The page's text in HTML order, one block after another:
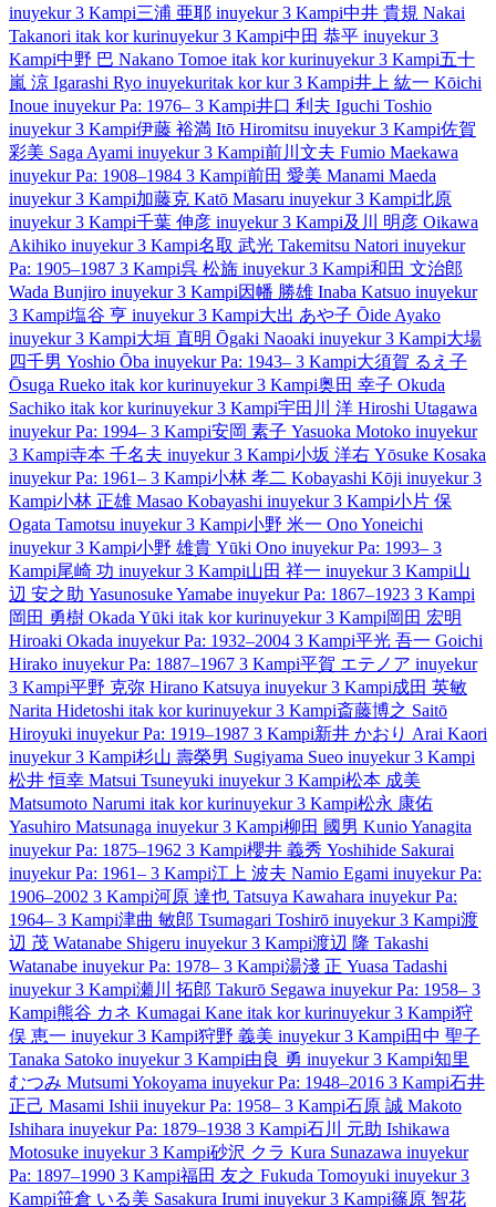
inuyekur 3 Kampi三浦 亜耶 inuyekur 3 Kampi中井 貴規 Nakai
Takanori itak kor kurinuyekur 3 Kampi中田 恭平 inuyekur 3
Kampi中野 巴 Nakano Tomoe itak kor kurinuyekur 3 Kampi五十
嵐 涼 Igarashi Ryo inuyekuritak kor kur 3 Kampi井上 紘一 Kōichi
Inoue inuyekur Pa: 1976– 3 Kampi井口 利夫 Iguchi Toshio
inuyekur 3 Kampi伊藤 裕満 Itō Hiromitsu inuyekur 3 Kampi佐賀
彩美 Saga Ayami inuyekur 3 Kampi前川文夫 Fumio Maekawa
inuyekur Pa: 1908–1984 3 Kampi前田 愛美 Manami Maeda
inuyekur 3 Kampi加藤克 Katō Masaru inuyekur 3 Kampi北原
inuyekur 3 Kampi千葉 伸彦 inuyekur 3 Kampi及川 明彦 Oikawa
Akihiko inuyekur 3 Kampi名取 武光 Takemitsu Natori inuyekur
Pa: 1905–1987 3 Kampi呉 松旆 inuyekur 3 Kampi和田 文治郎
Wada Bunjiro inuyekur 3 Kampi因幡 勝雄 Inaba Katsuo inuyekur
3 Kampi塩谷 亨 inuyekur 3 Kampi大出 あや子 Ōide Ayako
inuyekur 3 Kampi大垣 直明 Ōgaki Naoaki inuyekur 3 Kampi大場
四千男 Yoshio Ōba inuyekur Pa: 1943– 3 Kampi大須賀 るえ子
Ōsuga Rueko itak kor kurinuyekur 3 Kampi奥田 幸子 Okuda
Sachiko itak kor kurinuyekur 3 Kampi宇田川 洋 Hiroshi Utagawa
inuyekur Pa: 1994– 3 Kampi安岡 素子 Yasuoka Motoko inuyekur
3 Kampi寺本 千名夫 inuyekur 3 Kampi小坂 洋右 Yōsuke Kosaka
inuyekur Pa: 1961– 3 Kampi小林 孝二 Kobayashi Kōji inuyekur 3
Kampi小林 正雄 Masao Kobayashi inuyekur 3 Kampi小片 保
Ogata Tamotsu inuyekur 3 Kampi小野 米一 Ono Yoneichi
inuyekur 3 Kampi小野 雄貴 Yūki Ono inuyekur Pa: 1993– 3
Kampi尾崎 功 inuyekur 3 Kampi山田 祥一 inuyekur 3 Kampi山
辺 安之助 Yasunosuke Yamabe inuyekur Pa: 1867–1923 3 Kampi
岡田 勇樹 Okada Yūki itak kor kurinuyekur 3 Kampi岡田 宏明
Hiroaki Okada inuyekur Pa: 1932–2004 3 Kampi平光 吾一 Goichi
Hirako inuyekur Pa: 1887–1967 3 Kampi平賀 エテノア inuyekur
3 Kampi平野 克弥 Hirano Katsuya inuyekur 3 Kampi成田 英敏
Narita Hidetoshi itak kor kurinuyekur 3 Kampi斎藤博之 Saitō
Hiroyuki inuyekur Pa: 1919–1987 3 Kampi新井 かおり Arai Kaori
inuyekur 3 Kampi杉山 壽榮男 Sugiyama Sueo inuyekur 3 Kampi
松井 恒幸 Matsui Tsuneyuki inuyekur 3 Kampi松本 成美
Matsumoto Narumi itak kor kurinuyekur 3 Kampi松永 康佑
Yasuhiro Matsunaga inuyekur 3 Kampi柳田 國男 Kunio Yanagita
inuyekur Pa: 1875–1962 3 Kampi櫻井 義秀 Yoshihide Sakurai
inuyekur Pa: 1961– 3 Kampi江上 波夫 Namio Egami inuyekur Pa:
1906–2002 3 Kampi河原 達也 Tatsuya Kawahara inuyekur Pa:
1964– 3 Kampi津曲 敏郎 Tsumagari Toshirō inuyekur 3 Kampi渡
辺 茂 Watanabe Shigeru inuyekur 3 Kampi渡辺 隆 Takashi
Watanabe inuyekur Pa: 1978– 3 Kampi湯淺 正 Yuasa Tadashi
inuyekur 3 Kampi瀬川 拓郎 Takurō Segawa inuyekur Pa: 1958– 3
Kampi熊谷 カネ Kumagai Kane itak kor kurinuyekur 3 Kampi狩
俣 恵一 inuyekur 3 Kampi狩野 義美 inuyekur 3 Kampi田中 聖子
Tanaka Satoko inuyekur 3 Kampi由良 勇 inuyekur 3 Kampi知里
むつみ Mutsumi Yokoyama inuyekur Pa: 1948–2016 3 Kampi石井
正己 Masami Ishii inuyekur Pa: 1958– 3 Kampi石原 誠 Makoto
Ishihara inuyekur Pa: 1879–1938 3 Kampi石川 元助 Ishikawa
Motosuke inuyekur 3 Kampi砂沢 クラ Kura Sunazawa inuyekur
Pa: 1897–1990 3 Kampi福田 友之 Fukuda Tomoyuki inuyekur 3
Kampi笹倉 いる美 Sasakura Irumi inuyekur 3 Kampi篠原 智花